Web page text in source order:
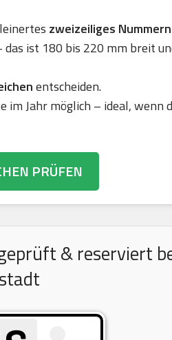
zweizeiliges
ist 180 bis 220 mm breit
entscheiden.
Jahr möglich – ideal, wenn
PRÜFEN
& reserviert